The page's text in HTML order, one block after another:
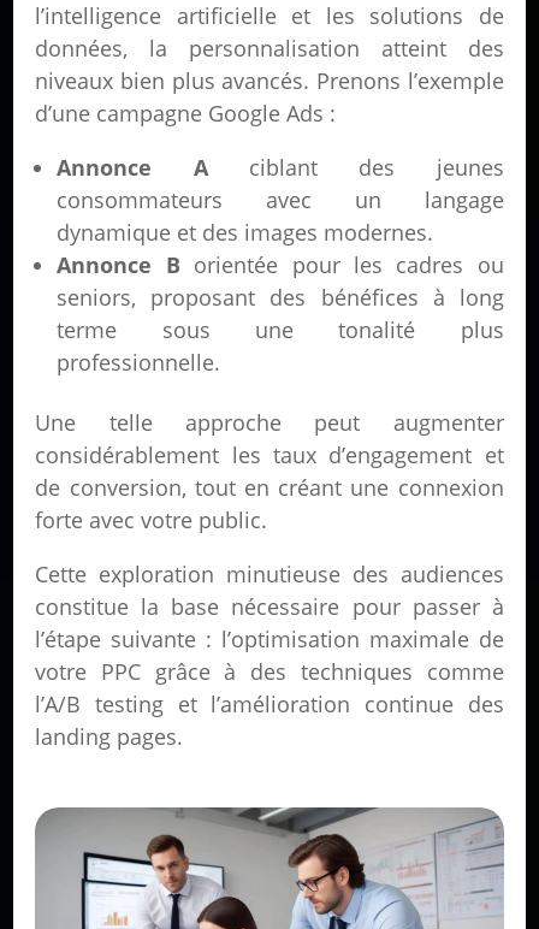
l’intelligence artificielle et les solutions de
données, la personnalisation atteint des
niveaux bien plus avancés. Prenons l’exemple
d’une campagne Google Ads :
Annonce Aciblant des jeunes
consommateurs avec un langage
dynamique et des images modernes.
Annonce B orientée pour les cadres ou
seniors, proposant des bénéfices à long
terme sous une tonalité plus
professionnelle.
Une telle approche peut augmenter
considérablement les taux d’engagement et
de conversion, tout en créant une connexion
forte avec votre public.
Cette exploration minutieuse des audiences
constitue la base nécessaire pour passer à
l’étape suivante : l’optimisation maximale de
votre PPC grâce à des techniques comme
l’A/B testing et l’amélioration continue des
landing pages.